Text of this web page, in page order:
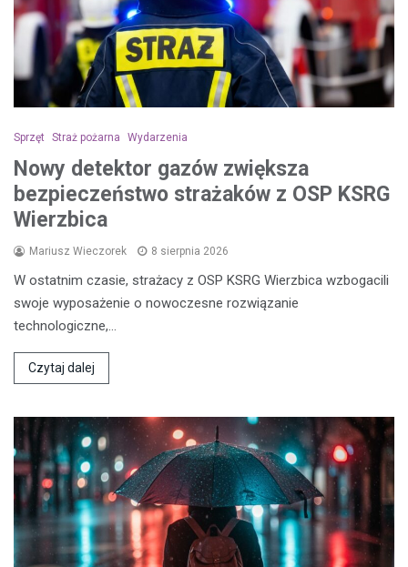
Sprzęt Straż pożarna Wydarzenia
Nowy detektor gazów zwiększa
bezpieczeństwo strażaków z OSP KSRG
Wierzbica
Mariusz Wieczorek 8 sierpnia 2026
W ostatnim czasie, strażacy z OSP KSRG Wierzbica wzbogacili
swoje wyposażenie o nowoczesne rozwiązanie
technologiczne,…
Czytaj dalej